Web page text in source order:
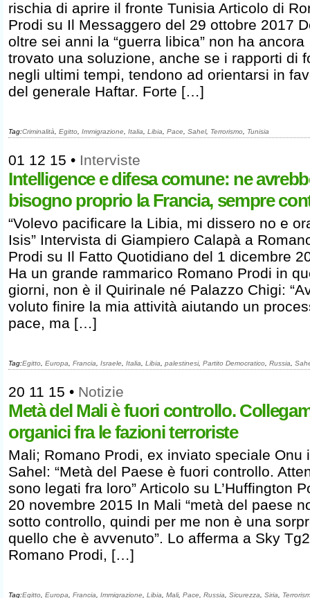
rischia di aprire il fronte Tunisia Articolo di
Prodi su Il Messaggero del 29 ottobre 2017
oltre sei anni la “guerra libica” non ha ancora
trovato una soluzione, anche se i rapporti di
negli ultimi tempi, tendono ad orientarsi in
del generale Haftar. Forte […]
Tag:Criminalità Egitto Immigrazione Italia Libia Pace Sahel, Terrorismo Tunisia
01 12 15 • Interviste
Intelligence e difesa comune: ne
bisogno proprio la Francia, sempre
“Volevo pacificare la Libia, mi dissero no e ora
Isis” Intervista di Giampiero Calapà a
Prodi su Il Fatto Quotidiano del 1 dicembre
Ha un grande rammarico Romano Prodi in
giorni, non è il Quirinale né Palazzo Chigi:
voluto finire la mia attività aiutando un
pace, ma […]
Tag:Egitto Europa Francia Israele Italia Libia palestinesi, Partito Democratico Russia
20 11 15 • Notizie
Metà del Mali è fuori controllo.
organici fra le fazioni terroriste
Mali; Romano Prodi, ex inviato speciale Onu
Sahel: “Metà del Paese è fuori controllo.
sono legati fra loro” Articolo su L’Huffington
20 novembre 2015 In Mali “metà del paese
sotto controllo, quindi per me non è una
quello che è avvenuto”. Lo afferma a Sky
Romano Prodi, […]
Tag:Egitto Europa Francia Immigrazione Libia Mali, Pace Russia Sicurezza Siria